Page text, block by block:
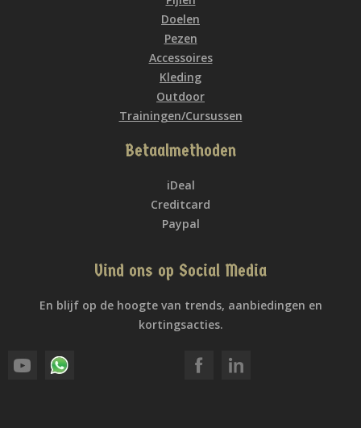
Doelen
Pezen
Accessoires
Kleding
Outdoor
Trainingen/Cursussen
Betaalmethoden
iDeal
Creditcard
Paypal
Vind ons op Social Media
En blijf op de hoogte van trends, aanbiedingen en
kortingsacties.